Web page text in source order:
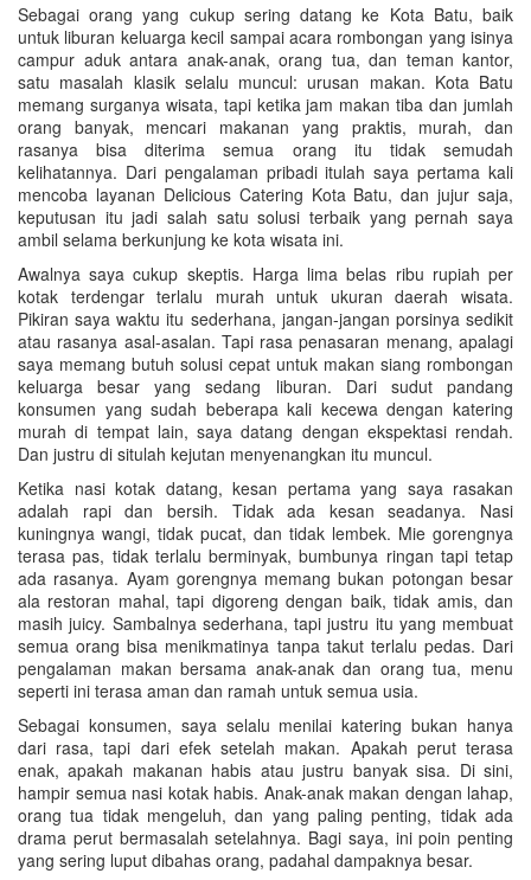
Sebagai orang yang cukup sering datang ke Kota Batu, baik
untuk liburan keluarga kecil sampai acara rombongan yang isinya
campur aduk antara anak-anak, orang tua, dan teman kantor,
satu masalah klasik selalu muncul: urusan makan. Kota Batu
memang surganya wisata, tapi ketika jam makan tiba dan jumlah
orang banyak, mencari makanan yang praktis, murah, dan
rasanya bisa diterima semua orang itu tidak semudah
kelihatannya. Dari pengalaman pribadi itulah saya pertama kali
mencoba layanan Delicious Catering Kota Batu, dan jujur saja,
keputusan itu jadi salah satu solusi terbaik yang pernah saya
ambil selama berkunjung ke kota wisata ini.
Awalnya saya cukup skeptis. Harga lima belas ribu rupiah per
kotak terdengar terlalu murah untuk ukuran daerah wisata.
Pikiran saya waktu itu sederhana, jangan-jangan porsinya sedikit
atau rasanya asal-asalan. Tapi rasa penasaran menang, apalagi
saya memang butuh solusi cepat untuk makan siang rombongan
keluarga besar yang sedang liburan. Dari sudut pandang
konsumen yang sudah beberapa kali kecewa dengan katering
murah di tempat lain, saya datang dengan ekspektasi rendah.
Dan justru di situlah kejutan menyenangkan itu muncul.
Ketika nasi kotak datang, kesan pertama yang saya rasakan
adalah rapi dan bersih. Tidak ada kesan seadanya. Nasi
kuningnya wangi, tidak pucat, dan tidak lembek. Mie gorengnya
terasa pas, tidak terlalu berminyak, bumbunya ringan tapi tetap
ada rasanya. Ayam gorengnya memang bukan potongan besar
ala restoran mahal, tapi digoreng dengan baik, tidak amis, dan
masih juicy. Sambalnya sederhana, tapi justru itu yang membuat
semua orang bisa menikmatinya tanpa takut terlalu pedas. Dari
pengalaman makan bersama anak-anak dan orang tua, menu
seperti ini terasa aman dan ramah untuk semua usia.
Sebagai konsumen, saya selalu menilai katering bukan hanya
dari rasa, tapi dari efek setelah makan. Apakah perut terasa
enak, apakah makanan habis atau justru banyak sisa. Di sini,
hampir semua nasi kotak habis. Anak-anak makan dengan lahap,
orang tua tidak mengeluh, dan yang paling penting, tidak ada
drama perut bermasalah setelahnya. Bagi saya, ini poin penting
yang sering luput dibahas orang, padahal dampaknya besar.